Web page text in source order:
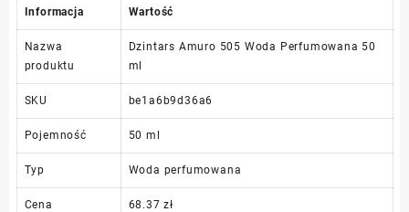
Informacja Wartość
Nazwa
produktu
Dzintars Amuro 505 Woda Perfumowana 50
ml
SKU be1a6b9d36a6
Pojemność 50 ml
Typ Woda perfumowana
Cena 68.37 zł